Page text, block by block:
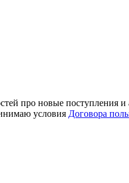
про новые поступления
условия Договора